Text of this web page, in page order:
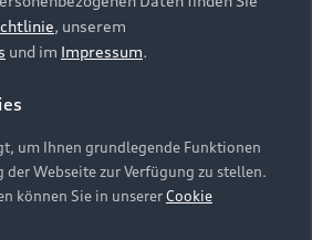
Hinweisgebersystem
Cookie-Einstellungen
, unserem
und im Impressum.
um Ihnen grundlegende Funktionen
der Webseite zur Verfügung zu stellen.
können Sie in unsererCookie